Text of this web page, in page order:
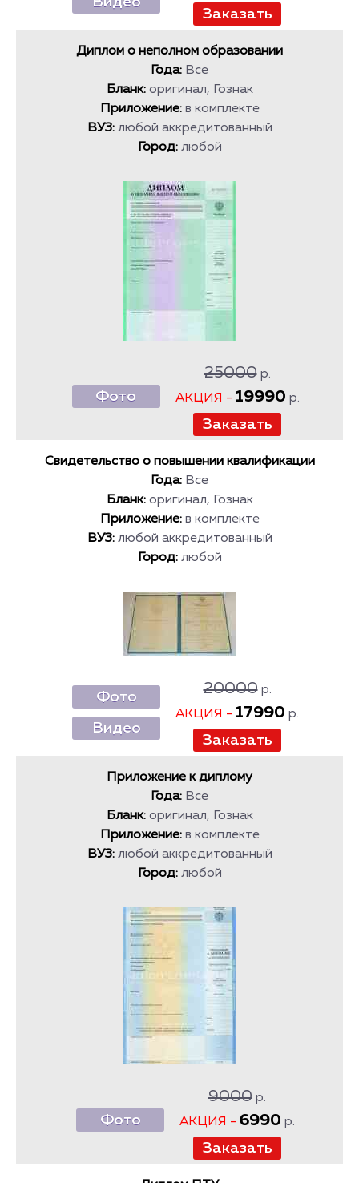
Диплом о неполном образовании
Года: Все
Бланк: оригинал, Гознак
Приложение: в комплекте
ВУЗ: любой аккредитованный
Город: любой
Фото
25000р.
АКЦИЯ - 19990 р.
Свидетельство о повышении квалификации
Года: Все
Бланк: оригинал, Гознак
Приложение: в комплекте
ВУЗ: любой аккредитованный
Город: любой
Фото
Видео
20000р.
АКЦИЯ - 17990 р.
Приложение к диплому
Года: Все
Бланк: оригинал, Гознак
Приложение: в комплекте
ВУЗ: любой аккредитованный
Город: любой
Фото
9000 р.
АКЦИЯ - 6990 р.